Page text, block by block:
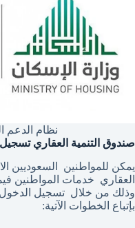
نظام الدعم
صندوق التنمية العقاري
يمكن للمواطنين السعوديين
العقاري خدمات المواطنين
وذلك من خلال تسجيل
بإتباع الخطوات الآتية: